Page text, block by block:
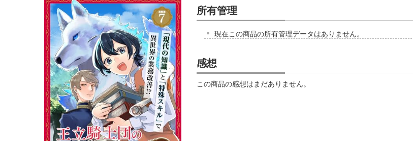
所有管理
現在この商品の所有管理データはありません。
感想
この商品の感想はまだありません。